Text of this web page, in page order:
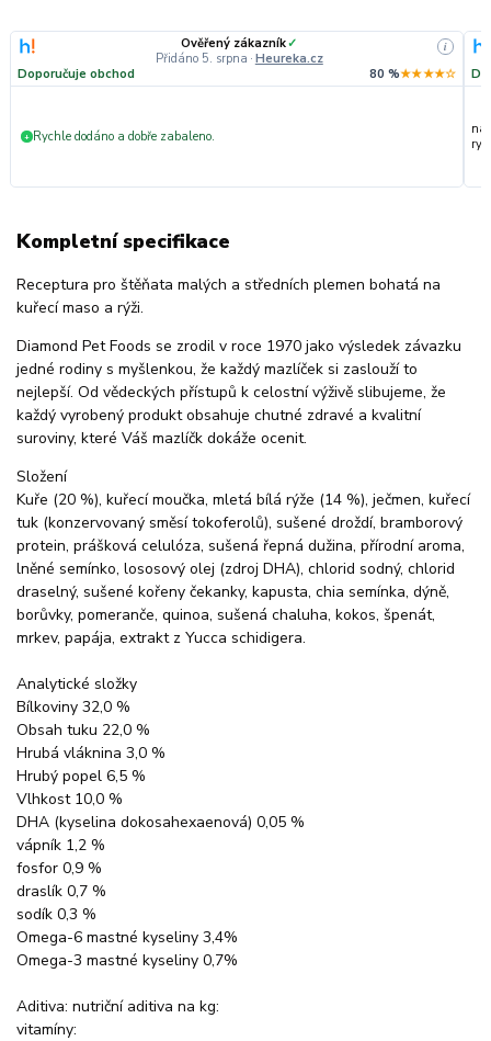
Ověřený zákazník✓
Přidáno 5. srpna · Heureka.cz
i
Doporučuje obchod 80 %★★★★☆
+ Rychle dodáno a dobře zabaleno.
Kompletní specifikace
Receptura pro štěňata malých a středních plemen bohatá na
kuřecí maso a rýži.
Diamond Pet Foods se zrodil v roce 1970 jako výsledek závazku
jedné rodiny s myšlenkou, že každý mazlíček si zaslouží to
nejlepší. Od vědeckých přístupů k celostní výživě slibujeme, že
každý vyrobený produkt obsahuje chutné zdravé a kvalitní
suroviny, které Váš mazlíčk dokáže ocenit.
Složení
Kuře (20 %), kuřecí moučka, mletá bílá rýže (14 %), ječmen, kuřecí
tuk (konzervovaný směsí tokoferolů), sušené droždí, bramborový
protein, prášková celulóza, sušená řepná dužina, přírodní aroma,
lněné semínko, lososový olej (zdroj DHA), chlorid sodný, chlorid
draselný, sušené kořeny čekanky, kapusta, chia semínka, dýně,
borůvky, pomeranče, quinoa, sušená chaluha, kokos, špenát,
mrkev, papája, extrakt z Yucca schidigera.
Analytické složky
Bílkoviny 32,0 %
Obsah tuku 22,0 %
Hrubá vláknina 3,0 %
Hrubý popel 6,5 %
Vlhkost 10,0 %
DHA (kyselina dokosahexaenová) 0,05 %
vápník 1,2 %
fosfor 0,9 %
draslík 0,7 %
sodík 0,3 %
Omega-6 mastné kyseliny 3,4%
Omega-3 mastné kyseliny 0,7%
Aditiva: nutriční aditiva na kg:
vitamíny: